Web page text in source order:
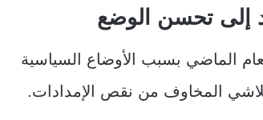
إلى تحسن الوضع
الماضي بسبب الأوضاع السياسية
تلاشي المخاوف من نقص الإمدادات.